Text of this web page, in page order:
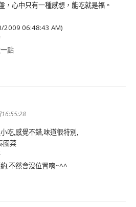
，心中只有一種感想，能吃就是福。
2009 06:48:43 AM)
點
示:
吃,感覺不錯,味道很特別,
國菜
,不然會沒位置唷~^^